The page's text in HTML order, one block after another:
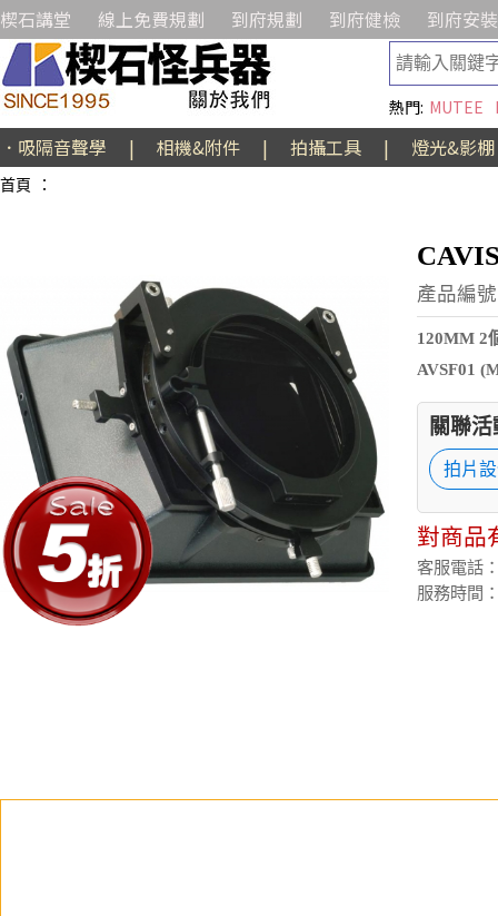
楔石講堂 線上免費規劃 到府規劃 到府健檢 到府安裝
熱門: MUTEE
．吸隔音聲學 | 相機&附件 | 拍攝工具 | 燈光&影棚
首頁 ：
產品編
120MM 2
AVSF01
關聯
拍片
對商品
客服電話
服務時間